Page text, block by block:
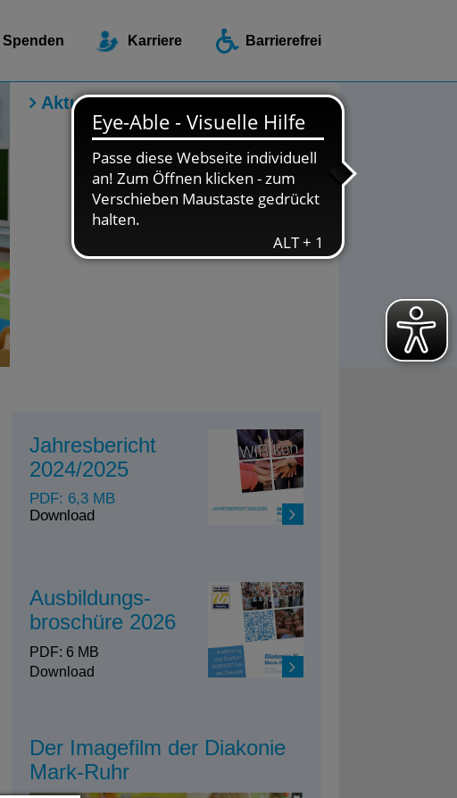
Spenden Karriere Barrierefrei
Meldestellen / Beratungsstellen
Aktuelles
Jahresbericht
2024/2025
PDF: 6,3 MB
Download
Ausbildungs-
broschüre 2026
PDF: 6 MB
Download
Der Imagefilm der Diakonie
Mark-Ruhr